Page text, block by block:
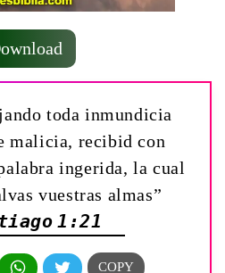
toda inmundicia
malicia, recibid con
ingerida, la cual
vuestras almas”
1:21